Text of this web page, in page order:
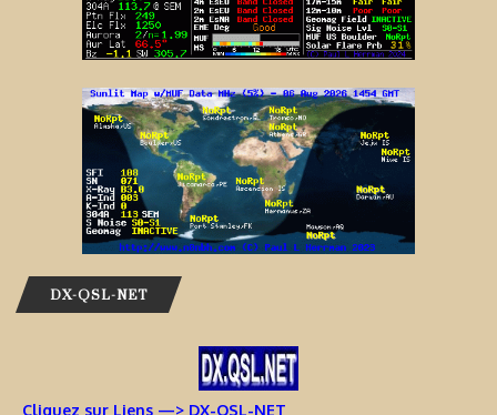
DX-QSL-NET
Cliquez sur Liens —> DX-QSL-NET